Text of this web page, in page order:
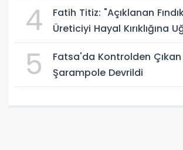
4
Fatih Titiz: "Açıklanan
Üreticiyi Hayal Kırıklığına
5
Fatsa'da Kontrolden Çıkan
Şarampole Devrildi